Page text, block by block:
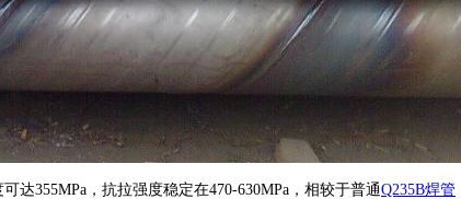
达355MPa，抗拉强度稳定在470-630MPa，相较于普通Q235B焊管